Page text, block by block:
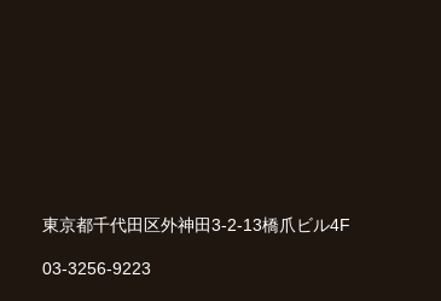
東京都千代田区外神田3-2-13橋爪ビル4F
03-3256-9223